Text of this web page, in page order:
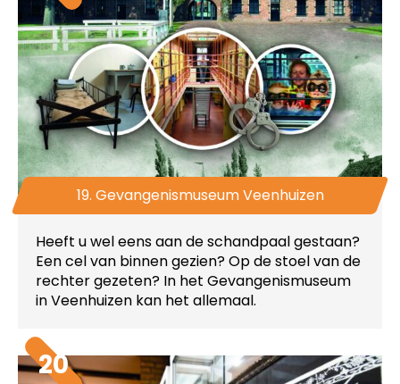
19. Gevangenismuseum Veenhuizen
Heeft u wel eens aan de schandpaal gestaan?
Een cel van binnen gezien? Op de stoel van de
rechter gezeten? In het Gevangenismuseum
in Veenhuizen kan het allemaal.
20